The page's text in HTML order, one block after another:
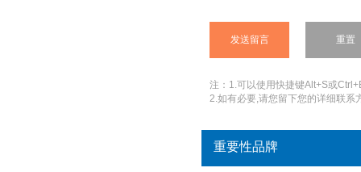
注：1.可以使用快捷键Alt+S或
2.如有必要,请您留下您的详细联系
重要性品牌